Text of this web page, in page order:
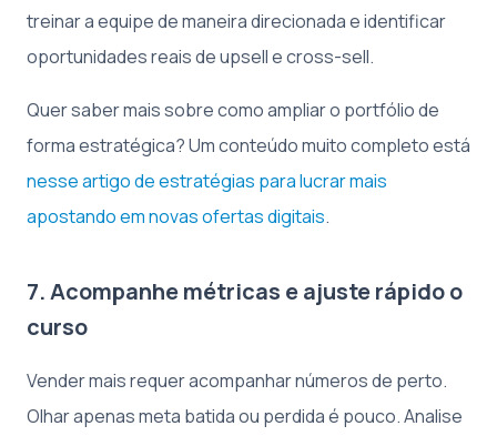
treinar a equipe de maneira direcionada e identificar
oportunidades reais de upsell e cross-sell.
Quer saber mais sobre como ampliar o portfólio de
forma estratégica? Um conteúdo muito completo está
nesse artigo de estratégias para lucrar mais
apostando em novas ofertas digitais.
7. Acompanhe métricas e ajuste rápido o
curso
Vender mais requer acompanhar números de perto.
Olhar apenas meta batida ou perdida é pouco. Analise